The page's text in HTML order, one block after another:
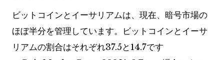
ビットコインとイーサリアムは、現在、暗号市場の
ほぼ半分を管理しています。ビットコインとイーサ
リアムの割合はそれぞれ37.5と14.7です